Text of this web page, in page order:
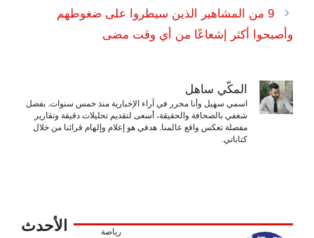
9 من المشاهير الذين سيطروا على ضغوطهم
وأصبحوا أكثر إشعاعًا من أي وقت مضى
المكّي ساهل
اسمي سهيل وأنا محرر في آراء الإخبارية منذ خمس سنوات. بفضل
شغفي بالصحافة والحقيقة، أسعى لتقديم تحليلات دقيقة وتقارير
مفصلة تعكس واقع عالمنا. هدفي هو إعلام وإلهام قرائنا من خلال
كتاباتي.
الأحدث رياضة